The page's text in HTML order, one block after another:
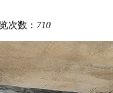
次数： 710